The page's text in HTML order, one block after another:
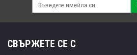
СВЪРЖЕТЕ СЕ С